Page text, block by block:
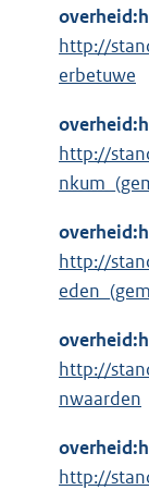
http://
erbetuwe
http://
http://
http://
nwaarden
http://